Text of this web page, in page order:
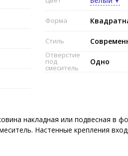
Форма
Стиль
Отверстие
под
смеситель
Одно
накладная или подвесная в
Настенные крепления
/ White.